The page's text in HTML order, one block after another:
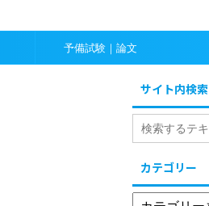
予備試験｜論文
サイト内検索
カテゴリー